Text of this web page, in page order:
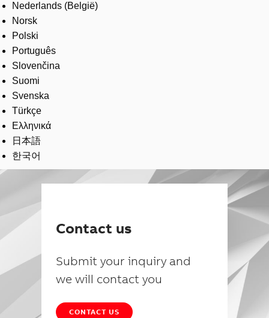
Nederlands (België)
Norsk
Polski
Português
Slovenčina
Suomi
Svenska
Türkçe
Ελληνικά
日本語
한국어
Contact us
Submit your inquiry and
we will contact you
CONTACT US